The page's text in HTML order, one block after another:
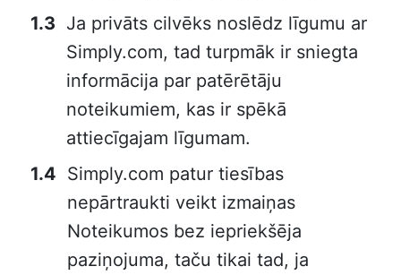
Ja privāts cilvēks noslēdz līgumu ar
Simply.com, tad turpmāk ir sniegta
informācija par patērētāju
noteikumiem, kas ir spēkā
attiecīgajam līgumam.
Simply.com patur tiesības
nepārtraukti veikt izmaiņas
Noteikumos bez iepriekšēja
paziņojuma, taču tikai tad, ja